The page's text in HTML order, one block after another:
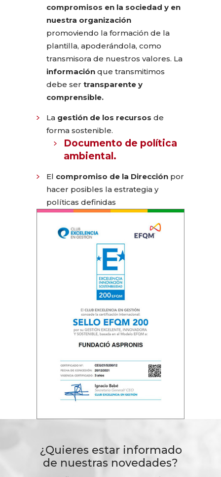
compromisos en la sociedad y en
nuestra organización
promoviendo la formación de la
plantilla, apoderándola, como
transmisora ​​de nuestros valores. La
información que transmitimos
debe ser transparente y
comprensible.
La gestión de los recursos de
forma sostenible.
Documento de política
ambiental .
El compromiso de la Dirección por
hacer posibles la estrategia y
políticas definidas
¿Quieres estar informado
de nuestras novedades?